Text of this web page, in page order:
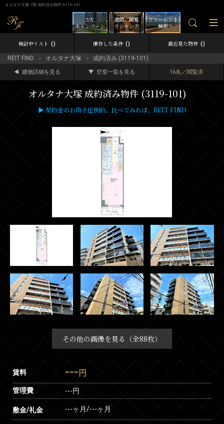
オルタナ大塚 1階 成約済み物件 3119-101
フリーレント
検索
週間／閲覧
ランキング
5大
キャンペーン
検討中リスト 0 保存した条件 0 最近見た物件 0
REIT FIND オルタナ大塚 成約済み (3119-101)
建物詳細を見る 空室一覧を見る 16名／閲覧済
オルタナ大塚 成約済み物件 (3119-101)
▶ 契約金のお得さ圧倒的。比べてみれば、REIT FIND
その他の画像を見る（全88枚）
賃料 --- 円
管理費 ---円
敷金/礼金 ---ヶ月/---ヶ月